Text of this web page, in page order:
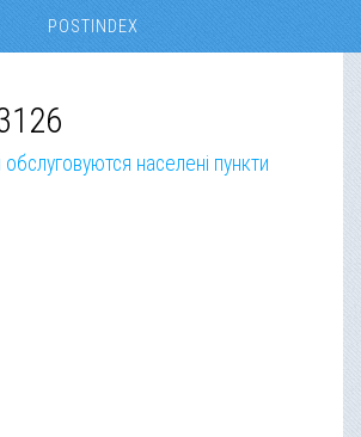
населені пункти
POSTINDEX